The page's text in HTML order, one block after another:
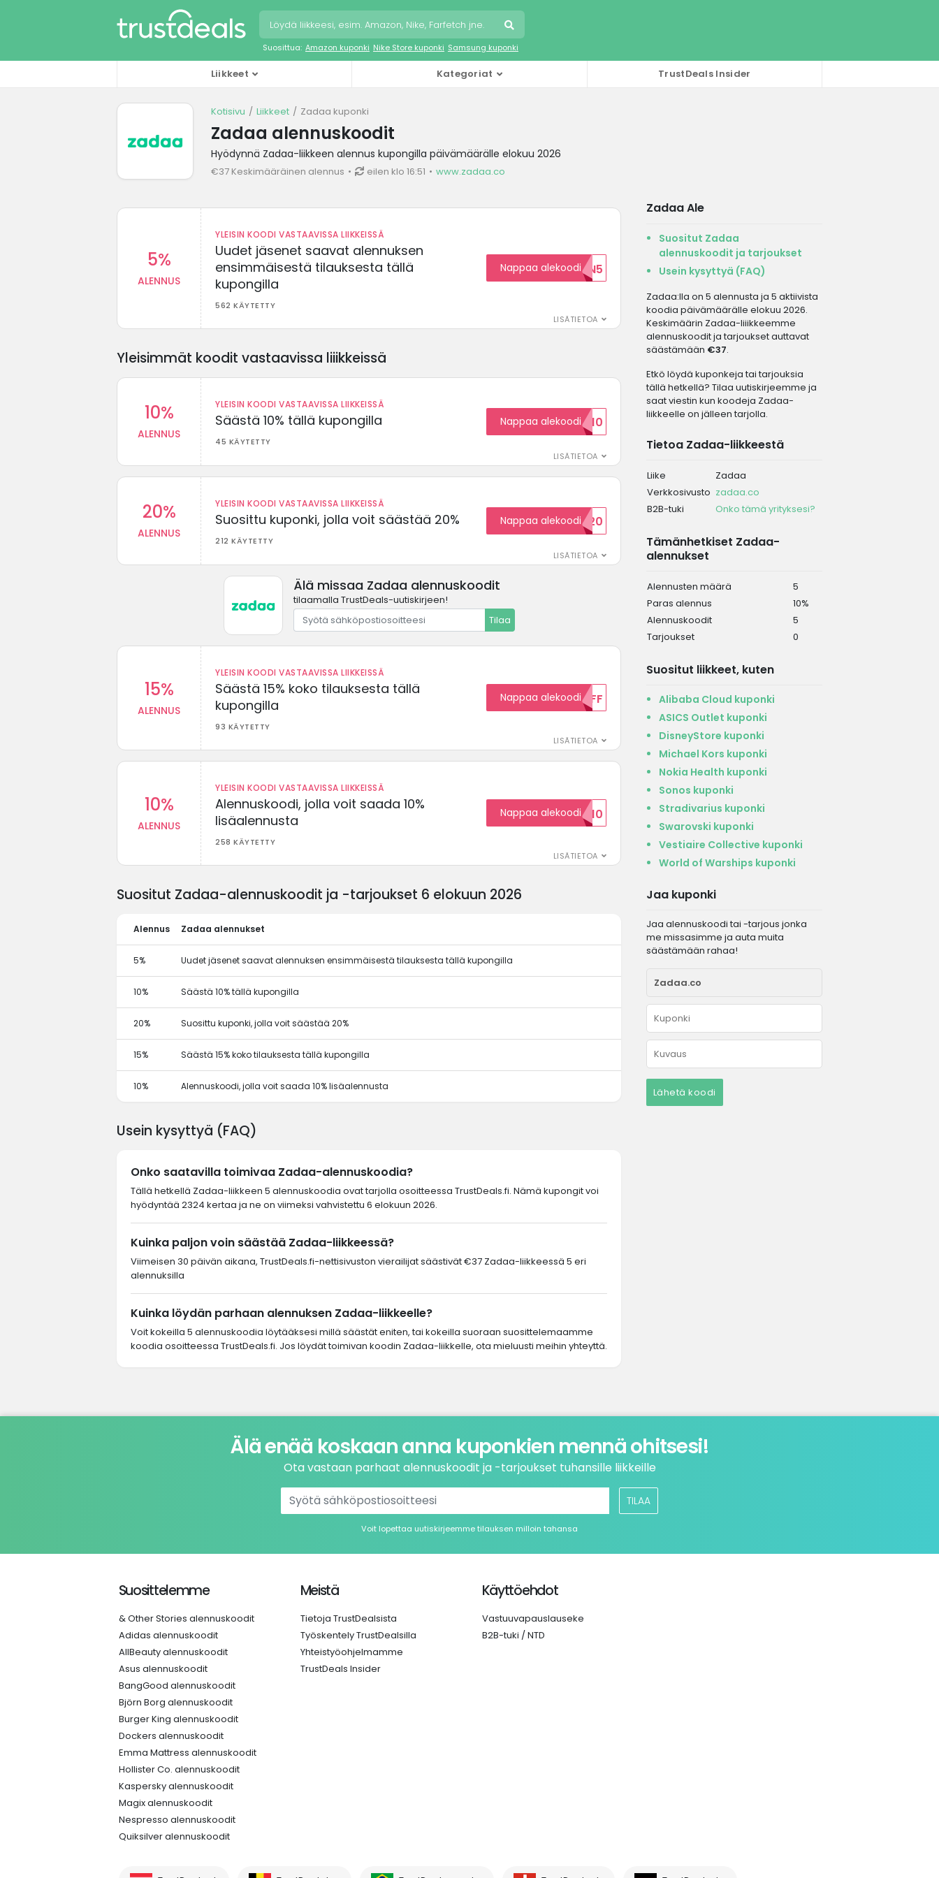
Suosittua: Amazon kuponki Nike Store kuponki Samsung kuponki
Liikkeet Kategoriat TrustDeals Insider
Kotisivu Liikkeet Zadaa kuponki
Zadaa alennuskoodit
Hyödynnä Zadaa-liikkeen alennus kupongilla päivämäärälle elokuu 2026
€37 Keskimääräinen alennus eilen klo 16:51 www.zadaa.co
5%
ALENNUS
YLEISIN KOODI VASTAAVISSA LIIKKEISSÄ
Uudet jäsenet saavat alennuksen
ensimmäisestä tilauksesta tällä
kupongilla
562 KÄYTETTY
LISÄTIETOA
Nappaa alekoodi
ALENNUKSEN5
Yleisimmät koodit vastaavissa liiikkeissä
10%
ALENNUS
YLEISIN KOODI VASTAAVISSA LIIKKEISSÄ
Säästä 10% tällä kupongilla
45 KÄYTETTY
LISÄTIETOA
Nappaa alekoodi
KOODID10
20%
ALENNUS
YLEISIN KOODI VASTAAVISSA LIIKKEISSÄ
Suosittu kuponki, jolla voit säästää 20%
212 KÄYTETTY
LISÄTIETOA
Nappaa alekoodi
WELCOME20
Älä missaa Zadaa alennuskoodit
tilaamalla TrustDeals-uutiskirjeen!
Tilaa
15%
ALENNUS
YLEISIN KOODI VASTAAVISSA LIIKKEISSÄ
Säästä 15% koko tilauksesta tällä
kupongilla
93 KÄYTETTY
LISÄTIETOA
Nappaa alekoodi15OFF
10%
ALENNUS
YLEISIN KOODI VASTAAVISSA LIIKKEISSÄ
Alennuskoodi, jolla voit saada 10%
lisäalennusta
258 KÄYTETTY
LISÄTIETOA
Nappaa alekoodi
ALENNUSKOODID10
Zadaa Ale
Suositut Zadaa
alennuskoodit ja tarjoukset
Usein kysyttyä (FAQ)
Zadaa:lla on 5 alennusta ja 5 aktiivista
koodia päivämäärälle elokuu 2026.
Keskimäärin Zadaa-liiikkeemme
alennuskoodit ja tarjoukset auttavat
säästämään €37.
Etkö löydä kuponkeja tai tarjouksia
tällä hetkellä? Tilaa uutiskirjeemme ja
saat viestin kun koodeja Zadaa-
liikkeelle on jälleen tarjolla.
Tietoa Zadaa-liikkeestä
Liike
Zadaa
Verkkosivusto zadaa.co
B2B-tuki
Onko tämä yrityksesi?
Tämänhetkiset Zadaa-
alennukset
Alennusten määrä
5
Paras alennus
10%
Alennuskoodit
5
Tarjoukset
0
Suositut liikkeet, kuten
Alibaba Cloud kuponki
ASICS Outlet kuponki
DisneyStore kuponki
Michael Kors kuponki
Nokia Health kuponki
Sonos kuponki
Stradivarius kuponki
Swarovski kuponki
Vestiaire Collective kuponki
World of Warships kuponki
Jaa kuponki
Jaa alennuskoodi tai -tarjous jonka
me missasimme ja auta muita
säästämään rahaa!
Lähetä koodi
Suositut Zadaa-alennuskoodit ja -tarjoukset 6 elokuun 2026
Alennus Zadaa alennukset
5% Uudet jäsenet saavat alennuksen ensimmäisestä tilauksesta tällä kupongilla
10% Säästä 10% tällä kupongilla
20% Suosittu kuponki, jolla voit säästää 20%
15% Säästä 15% koko tilauksesta tällä kupongilla
10% Alennuskoodi, jolla voit saada 10% lisäalennusta
Usein kysyttyä (FAQ)
Onko saatavilla toimivaa Zadaa-alennuskoodia?
Tällä hetkellä Zadaa-liikkeen 5 alennuskoodia ovat tarjolla osoitteessa TrustDeals.fi. Nämä kupongit voi
hyödyntää 2324 kertaa ja ne on viimeksi vahvistettu 6 elokuun 2026.
Kuinka paljon voin säästää Zadaa-liikkeessä?
Viimeisen 30 päivän aikana, TrustDeals.fi-nettisivuston vierailijat säästivät €37 Zadaa-liikkeessä 5 eri
alennuksilla
Kuinka löydän parhaan alennuksen Zadaa-liikkeelle?
Voit kokeilla 5 alennuskoodia löytääksesi millä säästät eniten, tai kokeilla suoraan suosittelemaamme
koodia osoitteessa TrustDeals.fi. Jos löydät toimivan koodin Zadaa-liikkelle, ota mieluusti meihin yhteyttä.
Älä enää koskaan anna kuponkien mennä ohitsesi!
Ota vastaan parhaat alennuskoodit ja -tarjoukset tuhansille liikkeille
TILAA
Voit lopettaa uutiskirjeemme tilauksen milloin tahansa
Suosittelemme
& Other Stories alennuskoodit
Adidas alennuskoodit
AllBeauty alennuskoodit
Asus alennuskoodit
BangGood alennuskoodit
Björn Borg alennuskoodit
Burger King alennuskoodit
Dockers alennuskoodit
Emma Mattress alennuskoodit
Hollister Co. alennuskoodit
Kaspersky alennuskoodit
Magix alennuskoodit
Nespresso alennuskoodit
Quiksilver alennuskoodit
Meistä
Tietoja TrustDealsista
Työskentely TrustDealsilla
Yhteistyöohjelmamme
TrustDeals Insider
Käyttöehdot
Vastuuvapauslauseke
B2B-tuki / NTD